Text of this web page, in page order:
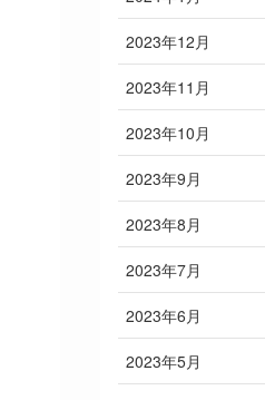
2023年12月
2023年11月
2023年10月
2023年9月
2023年8月
2023年7月
2023年6月
2023年5月